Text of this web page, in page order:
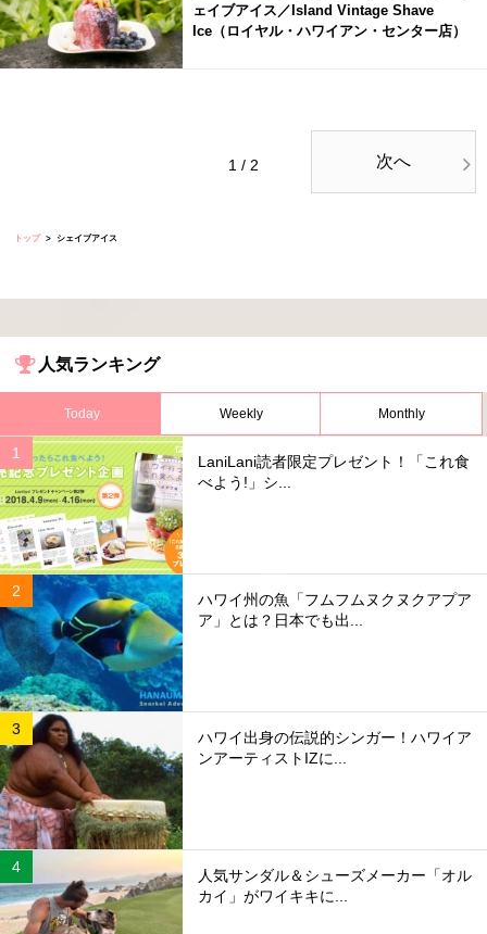
ェイブアイス／Island Vintage Shave
Ice（ロイヤル・ハワイアン・センター店）
1 / 2 次へ
トップ シェイブアイス
人気ランキング
Today Weekly Monthly
LaniLani読者限定プレゼント！「これ食
べよう!」シ...
ハワイ州の魚「フムフムヌクヌクアプア
ア」とは？日本でも出...
ハワイ出身の伝説的シンガー！ハワイア
ンアーティストIZに...
人気サンダル＆シューズメーカー「オル
カイ」がワイキキに...